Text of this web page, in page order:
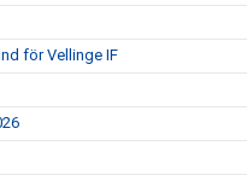
för Vellinge IF